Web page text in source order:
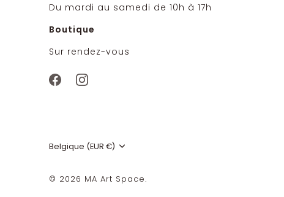
Du mardi au samedi de 10h à 17h
Boutique
Sur rendez-vous
Devise
Belgique (EUR €)
© 2026 MA Art Space.